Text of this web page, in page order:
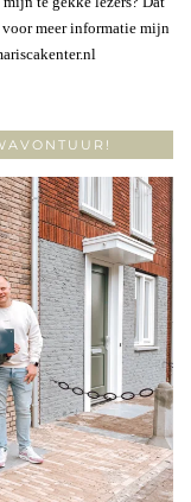
meer informatie mijn